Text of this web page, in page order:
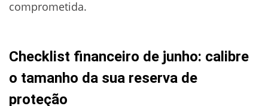
comprometida.
Checklist financeiro de junho: calibre
o tamanho da sua reserva de
proteção